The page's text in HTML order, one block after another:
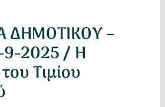
ΔΗΜΟΤΙΚΟΥ –
9-2025 / Η
Τιμίου